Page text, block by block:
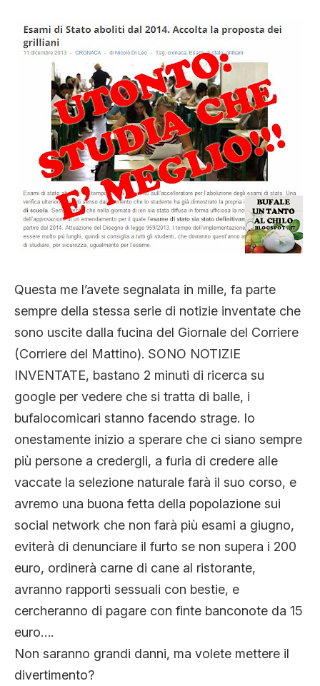
INTRATTENIMENTO
COMPLOTTI, LEGGENDE URBANE ED
EVERGREEN
EDITORIALI
CLIMA ED ENERGIA
CONTATTI
CHI SIAMO
Questa me l’avete segnalata in mille, fa parte
sempre della stessa serie di notizie inventate che
sono uscite dalla fucina del Giornale del Corriere
(Corriere del Mattino). SONO NOTIZIE
INVENTATE, bastano 2 minuti di ricerca su
google per vedere che si tratta di balle, i
bufalocomicari stanno facendo strage. Io
onestamente inizio a sperare che ci siano sempre
più persone a credergli, a furia di credere alle
vaccate la selezione naturale farà il suo corso, e
avremo una buona fetta della popolazione sui
social network che non farà più esami a giugno,
eviterà di denunciare il furto se non supera i 200
euro, ordinerà carne di cane al ristorante,
avranno rapporti sessuali con bestie, e
cercheranno di pagare con finte banconote da 15
euro….
Non saranno grandi danni, ma volete mettere il
divertimento?